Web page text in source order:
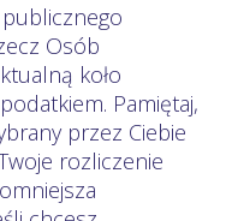
Osób
koło
Pamiętaj,
przez Ciebie
rozliczenie